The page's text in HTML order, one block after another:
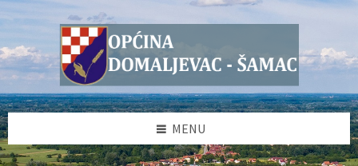
Skip
to
Skip
to
sidebar
Skip
to
MENU